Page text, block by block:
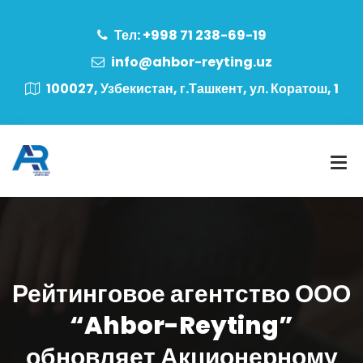
Тел: +998 71 238-69-19
info@ahbor-reyting.uz
100027, Узбекистан, г.Ташкент, ул. Коратош, 1
Рейтинговое агентство ООО
“Ahbor-Reyting”